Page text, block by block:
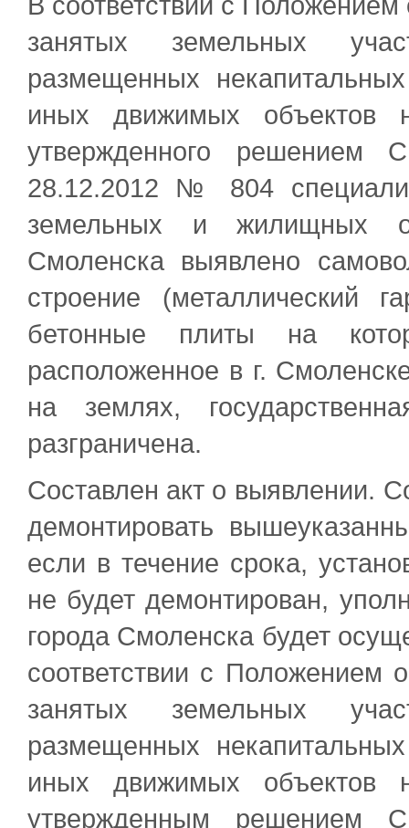
занятых земельных
размещенных
иных движимых объектов
утвержденного решением
28.12.2012 № 804
земельных и жилищных
Смоленска выявлено
строение
бетонные плиты на
расположенное в г.
на землях,
разграничена.
Составлен акт о выявлении.
демонтировать
если в течение срока,
не будет демонтирован,
города Смоленска будет
соответствии с Положением
занятых земельных
размещенных
иных движимых объектов
утвержденным решением